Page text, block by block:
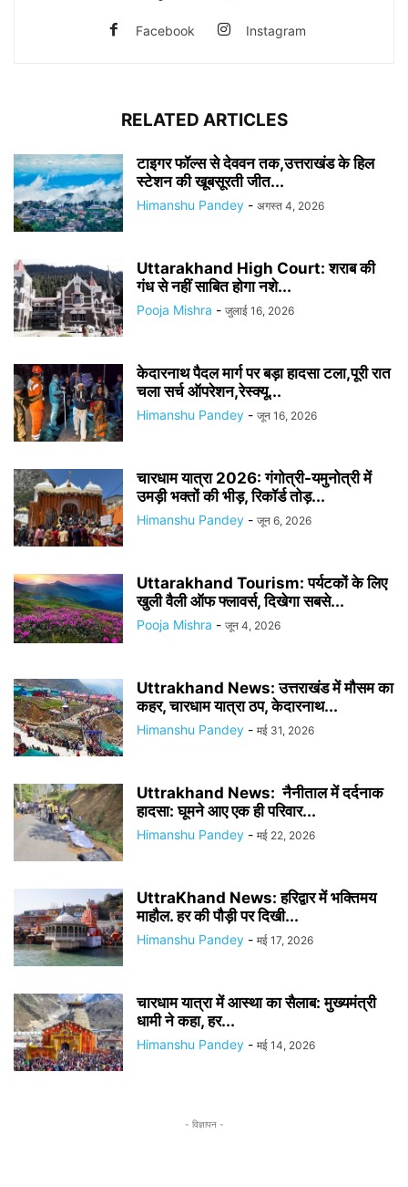
Facebook Instagram
RELATED ARTICLES
टाइगर फॉल्स से देववन तक,उत्तराखंड के हिल
स्टेशन की खूबसूरती जीत...
Himanshu Pandey - अगस्त 4, 2026
Uttarakhand High Court: शराब की
गंध से नहीं साबित होगा नशे...
Pooja Mishra - जुलाई 16, 2026
केदारनाथ पैदल मार्ग पर बड़ा हादसा टला,पूरी रात
चला सर्च ऑपरेशन,रेस्क्यू...
Himanshu Pandey - जून 16, 2026
चारधाम यात्रा 2026: गंगोत्री-यमुनोत्री में
उमड़ी भक्तों की भीड़, रिकॉर्ड तोड़...
Himanshu Pandey - जून 6, 2026
Uttarakhand Tourism: पर्यटकों के लिए
खुली वैली ऑफ फ्लावर्स, दिखेगा सबसे...
Pooja Mishra - जून 4, 2026
Uttrakhand News: उत्तराखंड में मौसम का
कहर, चारधाम यात्रा ठप, केदारनाथ...
Himanshu Pandey - मई 31, 2026
Uttrakhand News: नैनीताल में दर्दनाक
हादसा: घूमने आए एक ही परिवार...
Himanshu Pandey - मई 22, 2026
UttraKhand News: हरिद्वार में भक्तिमय
माहौल. हर की पौड़ी पर दिखी...
Himanshu Pandey - मई 17, 2026
चारधाम यात्रा में आस्था का सैलाब: मुख्यमंत्री
धामी ने कहा, हर...
Himanshu Pandey - मई 14, 2026
- विज्ञापन -